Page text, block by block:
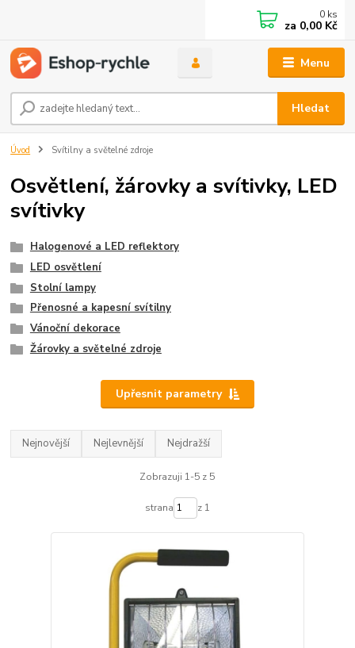
Menu
Hledat
0 ks
za 0,00 Kč
Úvod Svítilny a světelné zdroje
Osvětlení, žárovky a svítivky, LED
svítivky
Halogenové a LED reflektory
LED osvětlení
Stolní lampy
Přenosné a kapesní svítilny
Vánoční dekorace
Žárovky a světelné zdroje
Upřesnit parametry
Nejnovější Nejlevnější Nejdražší
Zobrazuji 1-5 z 5
strana z 1